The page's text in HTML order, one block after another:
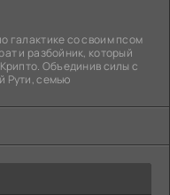
галактике со своим псом
и разбойник, который
Объединив силы с
Рути, семью